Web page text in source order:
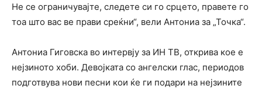
Не се ограничувајте, следете си го срцето, правете го
тоа што вас ве прави среќни“, вели Антониа за „Точка“.
Антониа Гиговска во интервју за ИН ТВ, открива кое е
нејзиното хоби. Девојката со ангелски глас, периодов
подготвува нови песни кои ќе ги подари на нејзините